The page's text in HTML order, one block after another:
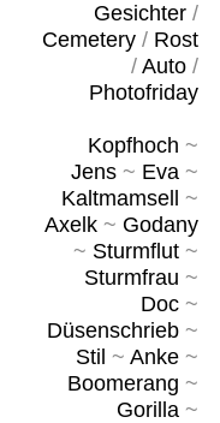
Gesichter/
Cemetery/ Rost
/ Auto/
Photofriday
Kopfhoch ~
Jens~ Eva~
Kaltmamsell
~
Axelk~ Godany
~ Sturmflut~
Sturmfrau ~
Doc~
Düsenschrieb~
Stil ~ Anke~
Boomerang ~
Gorilla~